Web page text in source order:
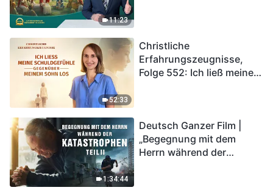
11:23
52:33
Christliche
Erfahrungszeugnisse,
Folge 552: Ich ließ meine
1:34:44
Deutsch Ganzer Film |
„Begegnung mit dem
Herrn während der